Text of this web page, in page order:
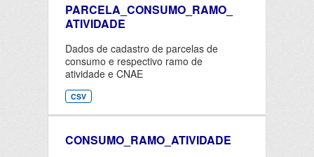
PARCELA_CONSUMO_RAMO_
ATIVIDADE
Dados de cadastro de parcelas de
consumo e respectivo ramo de
atividade e CNAE
CSV
CONSUMO_RAMO_ATIVIDADE